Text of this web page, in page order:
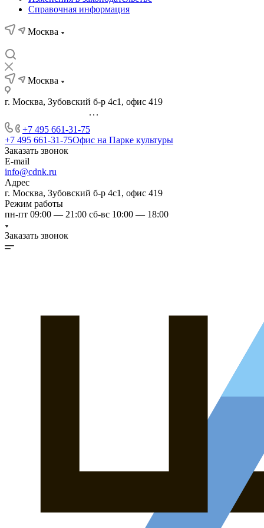
Справочная информация
Москва
Москва
г. Москва, Зубовский б-р 4с1, офис 419
...
+7 495 661-31-75
+7 495 661-31-75Офис на Парке культуры
Заказать звонок
E-mail
info@cdnk.ru
Адрес
г. Москва, Зубовский б-р 4с1, офис 419
Режим работы
пн-пт 09:00 — 21:00 сб-вс 10:00 — 18:00
Заказать звонок